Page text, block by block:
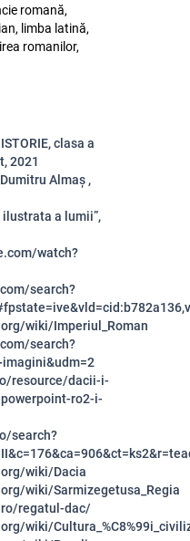
romană,
limba latină,
romanilor,
clasa a
2021
Almaș ,
a lumii”,
watch?
search?
wiki/Imperiul_Roman
search?
resource/dacii-i-
ro2-i-
search?
wiki/Dacia
wiki/Sarmizegetusa_Regia
regatul-dac/
wiki/